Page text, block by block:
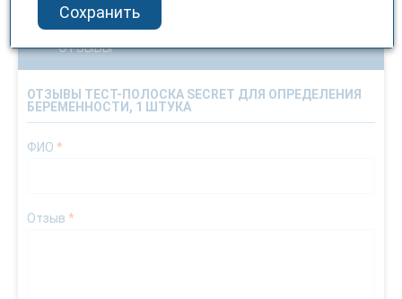
ОТЗЫВЫ
ОТЗЫВЫ ТЕСТ-ПОЛОСКА SECRET ДЛЯ ОПРЕДЕЛЕНИЯ
БЕРЕМЕННОСТИ, 1 ШТУКА
ФИО *
Отзыв *
Сохранить